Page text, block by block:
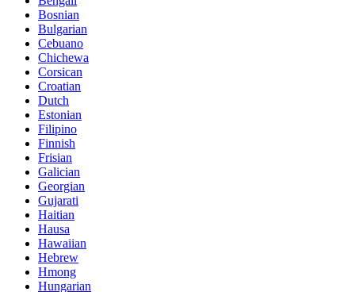
Bosnian
Bulgarian
Cebuano
Chichewa
Corsican
Croatian
Dutch
Estonian
Filipino
Finnish
Frisian
Galician
Georgian
Gujarati
Haitian
Hausa
Hawaiian
Hebrew
Hmong
Hungarian